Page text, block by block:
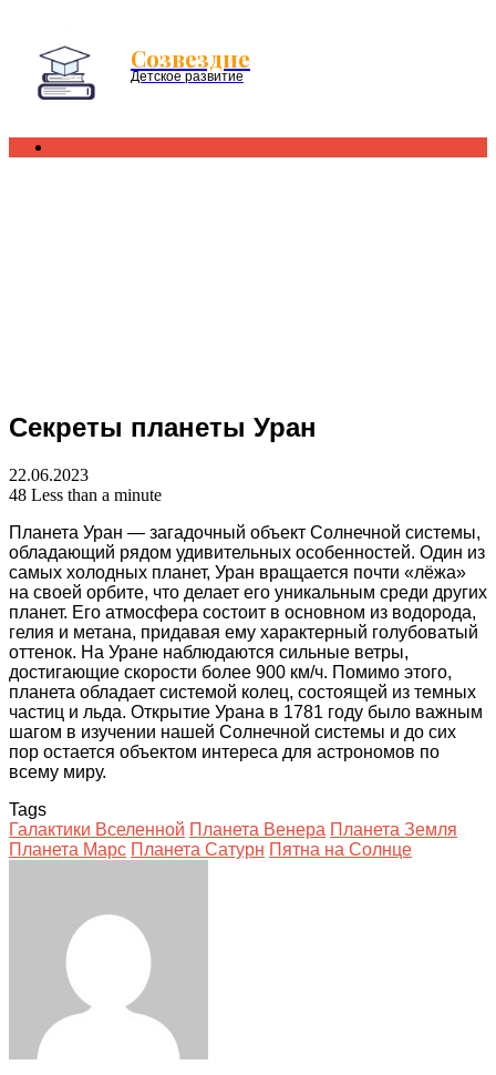
Созвездие
Детское развитие
Секреты планеты Уран
22.06.2023
48 Less than a minute
Планета Уран — загадочный объект Солнечной системы,
обладающий рядом удивительных особенностей. Один из
самых холодных планет, Уран вращается почти «лёжа»
на своей орбите, что делает его уникальным среди других
планет. Его атмосфера состоит в основном из водорода,
гелия и метана, придавая ему характерный голубоватый
оттенок. На Уране наблюдаются сильные ветры,
достигающие скорости более 900 км/ч. Помимо этого,
планета обладает системой колец, состоящей из темных
частиц и льда. Открытие Урана в 1781 году было важным
шагом в изучении нашей Солнечной системы и до сих
пор остается объектом интереса для астрономов по
всему миру.
Tags
Галактики Вселенной Планета Венера Планета Земля
Планета Марс Планета Сатурн Пятна на Солнце